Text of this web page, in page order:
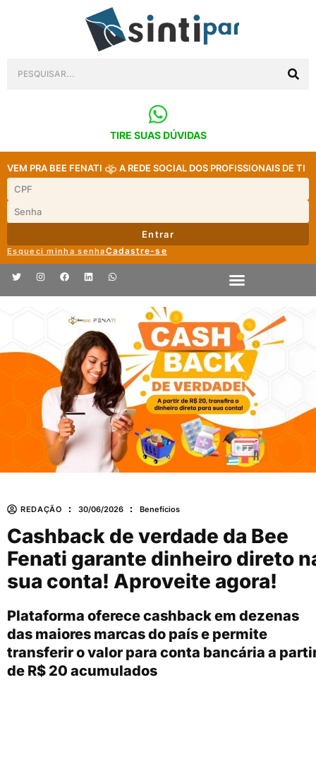
TIRE SUAS DÚVIDAS
VEM PRA BEE FENATI A REDE SOCIAL DOS PROFISSIONAIS DE TI
Entrar
Esqueci minha senhaCadastre-se
REDAÇÃO 30/06/2026 Benefícios
Cashback de verdade da Bee
Fenati garante dinheiro direto
sua conta! Aproveite agora!
Plataforma oferece cashback em dezenas
das maiores marcas do país e permite
transferir o valor para conta bancária a
de R$ 20 acumulados